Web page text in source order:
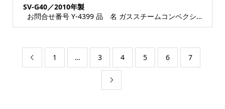
SV-G40／2010年製
お問合せ番号 Y-4399 品 名 ガススチームコンベクションオーブン 型 式 CSV...
 1 … 3 4 5 6 7
